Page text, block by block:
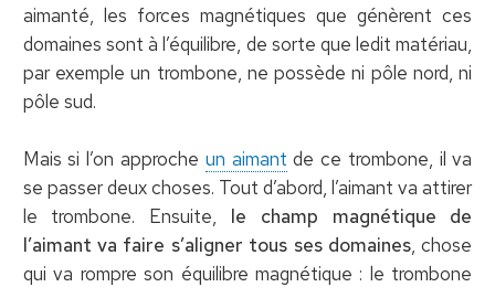
aimanté, les forces magnétiques que génèrent ces
domaines sont à l’équilibre, de sorte que ledit matériau,
par exemple un trombone, ne possède ni pôle nord, ni
pôle sud.
Mais si l’on approche un aimant de ce trombone, il va
se passer deux choses. Tout d’abord, l’aimant va attirer
le trombone. Ensuite, le champ magnétique de
l’aimant va faire s’aligner tous ses domaines, chose
qui va rompre son équilibre magnétique : le trombone